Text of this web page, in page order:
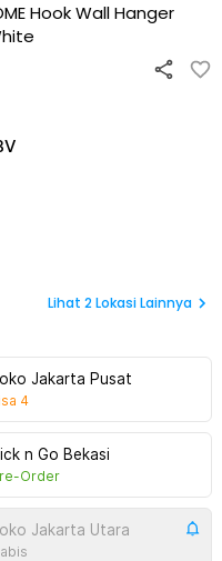
Hook Wall Hanger
Lihat 2Lokasi Lainnya
Jakarta Pusat
4
n Go Bekasi
Order
Jakarta Utara